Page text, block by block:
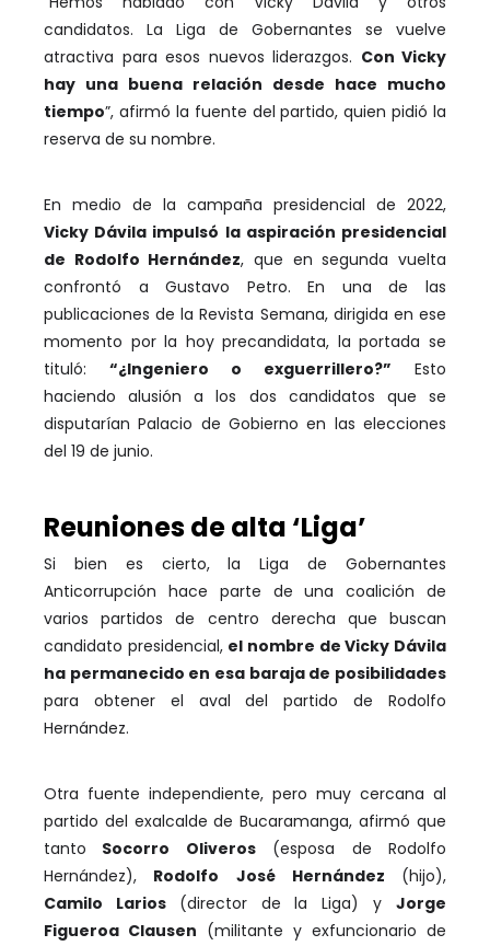
candidatos. La Liga de Gobernantes se vuelve
atractiva para esos nuevos liderazgos. Con Vicky
hay una buena relación desde hace mucho
tiempo”, afirmó la fuente del partido, quien pidió la
reserva de su nombre.
En medio de la campaña presidencial de 2022,
Vicky Dávila impulsó la aspiración presidencial
de Rodolfo Hernández, que en segunda vuelta
confrontó a Gustavo Petro. En una de las
publicaciones de la Revista Semana, dirigida en ese
momento por la hoy precandidata, la portada se
tituló: “¿Ingeniero o exguerrillero?” Esto
haciendo alusión a los dos candidatos que se
disputarían Palacio de Gobierno en las elecciones
del 19 de junio.
Reuniones de alta ‘Liga’
Si bien es cierto, la Liga de Gobernantes
Anticorrupción hace parte de una coalición de
varios partidos de centro derecha que buscan
candidato presidencial, el nombre de Vicky Dávila
ha permanecido en esa baraja de posibilidades
para obtener el aval del partido de Rodolfo
Hernández.
Otra fuente independiente, pero muy cercana al
partido del exalcalde de Bucaramanga, afirmó que
tanto Socorro Oliveros(esposa de Rodolfo
Hernández), Rodolfo José Hernández (hijo),
Camilo Larios (director de la Liga) yJorge
Figueroa Clausen (militante y exfuncionario de